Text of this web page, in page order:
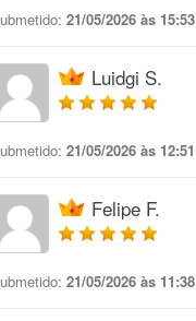
21/05/2026 às 15:53
Luidgi S.
21/05/2026 às 12:51
Felipe F.
21/05/2026 às 11:38